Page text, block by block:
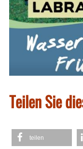
Teilen Sie
teilen